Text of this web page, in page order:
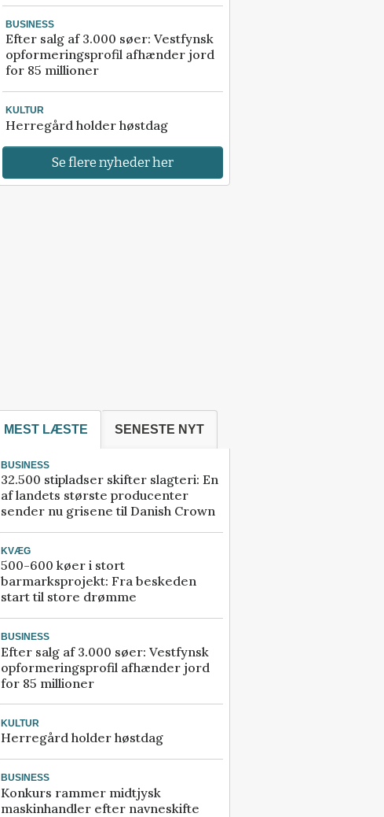
BUSINESS
Efter salg af 3.000 søer: Vestfynsk
opformeringsprofil afhænder jord
for 85 millioner
KULTUR
Herregård holder høstdag
Se flere nyheder her
MEST LÆSTE SENESTE NYT
BUSINESS
32.500 stipladser skifter slagteri: En
af landets største producenter
sender nu grisene til Danish Crown
KVÆG
500-600 køer i stort
barmarksprojekt: Fra beskeden
start til store drømme
BUSINESS
Efter salg af 3.000 søer: Vestfynsk
opformeringsprofil afhænder jord
for 85 millioner
KULTUR
Herregård holder høstdag
BUSINESS
Konkurs rammer midtjysk
maskinhandler efter navneskifte